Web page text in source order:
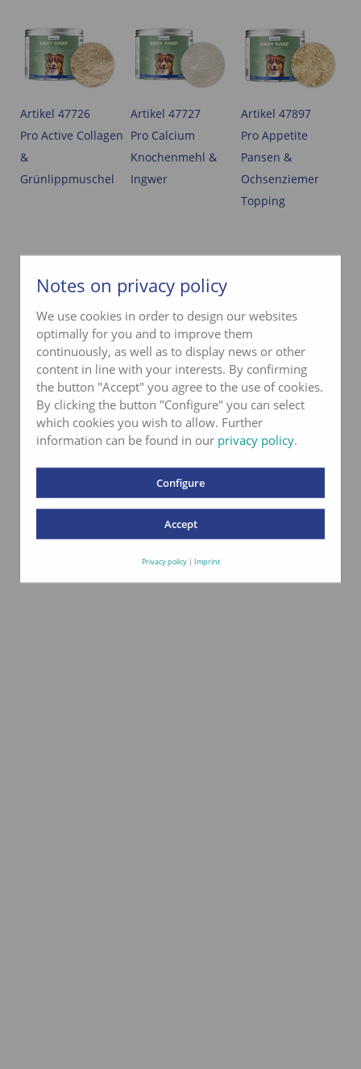
Artikel 47726
Pro Active Collagen
&
Grünlippmuschel
Artikel 47727
Pro Calcium
Knochenmehl &
Ingwer
Artikel 47897
Pro Appetite
Pansen &
Ochsenziemer
Topping
Notes on privacy policy
We use cookies in order to design our websites
optimally for you and to improve them
continuously, as well as to display news or other
content in line with your interests. By confirming
the button "Accept" you agree to the use of cookies.
By clicking the button "Configure" you can select
which cookies you wish to allow. Further
information can be found in our privacy policy.
Configure
Accept
Privacy policy| Imprint